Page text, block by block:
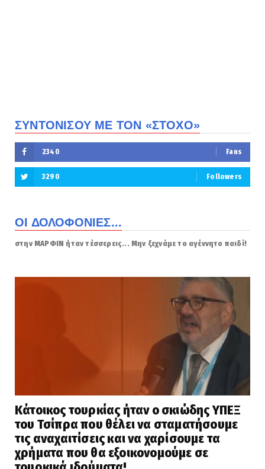
ΣΥΝΤΟΝΙΣΟΥ ΜΕ ΤΟΝ «ΣΤΟΧΟ»
2340 Fans
3290 Followers
ΟΙ ΔΟΛΟΦΟΝΙΕΣ...
στην ΜΑΡΦΙΝ ήταν τέσσερεις... Μην ξεχνάμε το αγέννητο παιδί!
Κάτοικος τουρκίας ήταν ο σκιώδης ΥΠΕΞ
του Τσίπρα που θέλει να σταματήσουμε
τις αναχαιτίσεις και να χαρίσουμε τα
χρήματα που θα εξοικονομούμε σε